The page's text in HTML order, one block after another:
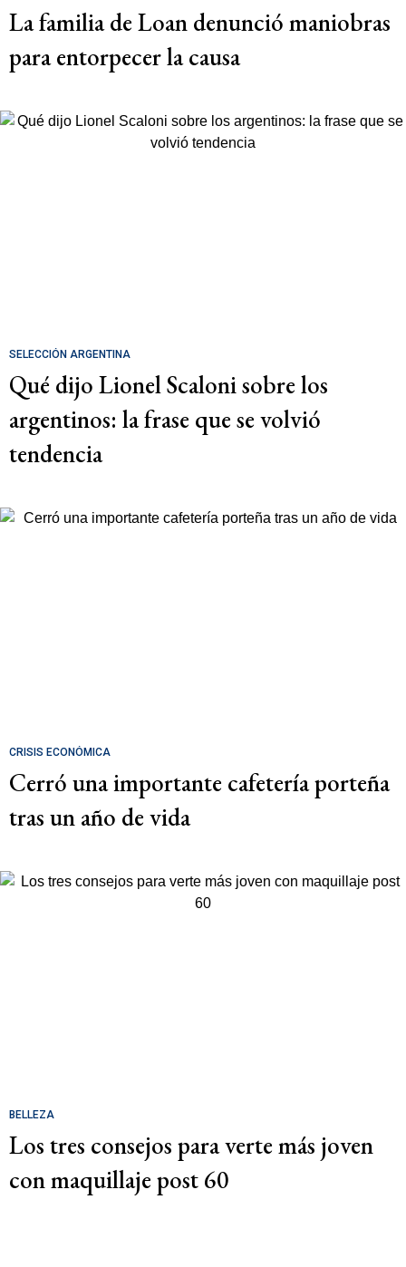
La familia de Loan denunció maniobras
para entorpecer la causa
SELECCIÓN ARGENTINA
Qué dijo Lionel Scaloni sobre los
argentinos: la frase que se volvió
tendencia
CRISIS ECONÓMICA
Cerró una importante cafetería porteña
tras un año de vida
BELLEZA
Los tres consejos para verte más joven
con maquillaje post 60